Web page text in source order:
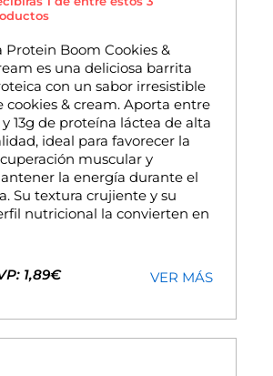
Protein Boom Cookies &
es una deliciosa barrita
con un sabor irresistible
cookies & cream. Aporta entre
y 13g de proteína láctea de alta
ideal para favorecer la
muscular y
la energía durante el
Su textura crujiente y su
nutricional la convierten en
1,89€ VER MÁS